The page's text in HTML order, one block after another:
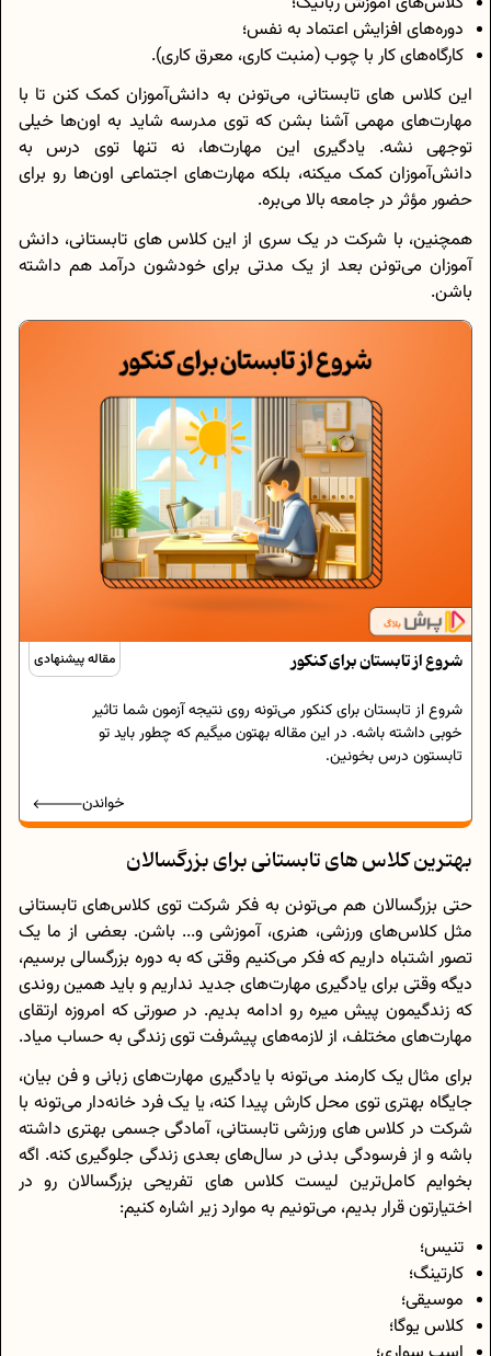
دوره‌های افزایش اعتماد به نفس؛
کارگاه‌های کار با چوب (منبت کاری، معرق کاری).
این کلاس های تابستانی، می‌تونن به دانش‌آموزان کمک کنن تا با
مهارت‌های مهمی آشنا بشن که توی مدرسه شاید به اون‌ها خیلی
توجهی نشه. یادگیری این مهارت‌ها، نه تنها توی درس به
دانش‌آموزان کمک میکنه، بلکه مهارت‌های اجتماعی اون‌ها رو برای
حضور مؤثر در جامعه بالا می‌بره.
همچنین، با شرکت در یک سری از این کلاس های تابستانی، دانش
آموزان می‌تونن بعد از یک مدتی برای خودشون درآمد هم داشته
باشن.
مقاله پیشنهادی شروع از تابستان برای کنکور
شروع از تابستان برای کنکور می‌تونه روی نتیجه‌ آزمون شما تاثیر
خوبی داشته باشه. در این مقاله بهتون میگیم که چطور باید تو
تابستون درس بخونین.
خواندن
بهترین کلاس های تابستانی برای بزرگسالان
حتی بزرگسالان هم می‌تونن به فکر شرکت توی کلاس‌های تابستانی
مثل کلاس‌های ورزشی، هنری، آموزشی و... باشن. بعضی از ما یک
تصور اشتباه داریم که فکر می‌کنیم وقتی که به دوره بزرگسالی برسیم،
دیگه وقتی برای یادگیری مهارت‌های جدید نداریم و باید همین روندی
که زندگیمون پیش میره رو ادامه بدیم. در صورتی که امروزه ارتقای
مهارت‌های مختلف، از لازمه‌های پیشرفت توی زندگی به حساب میاد.
برای مثال یک کارمند می‌تونه با یادگیری مهارت‌های زبانی و فن بیان،
جایگاه بهتری توی محل کارش پیدا کنه، یا یک فرد خانه‌دار می‌تونه با
شرکت در کلاس های ورزشی تابستانی، آمادگی جسمی بهتری داشته
باشه و از فرسودگی بدنی در سال‌های بعدی زندگی جلوگیری کنه. اگه
بخوایم کامل‌ترین لیست کلاس های تفریحی بزرگسالان رو در
اختیارتون قرار بدیم، می‌تونیم به موارد زیر اشاره کنیم:
تنیس؛
کارتینگ؛
موسیقی؛
کلاس یوگا؛